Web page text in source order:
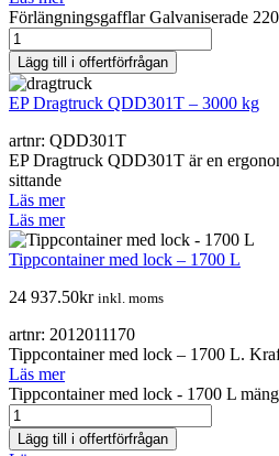
Förlängningsgafflar Galvaniserade
Lägg till i offertförfrågan
EP Dragtruck QDD301T – 3000 kg
artnr: QDD301T
EP Dragtruck QDD301T är en
sittande
Läs mer
Läs mer
Tippcontainer med lock – 1700 L
24 937.50kr inkl. moms
artnr: 2012011170
Tippcontainer med lock – 1700 L.
Läs mer
Tippcontainer med lock - 1700 L
Lägg till i offertförfrågan